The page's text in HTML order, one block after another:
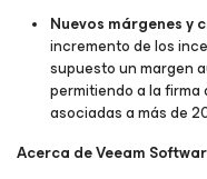
Nuevos márgenes y
incremento de los
supuesto un margen
permitiendo a la firma
asociadas a más de
Acerca de Veeam